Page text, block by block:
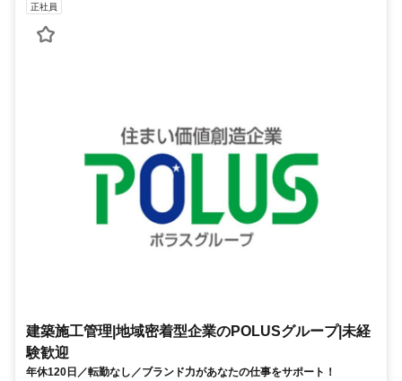
正社員
建築施工管理|地域密着型企業のPOLUSグループ|未経
験歓迎
年休120日／転勤なし／ブランド力があなたの仕事をサポート！